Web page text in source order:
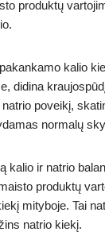
produktų
kalio
didina
poveikį,
normalų
kalio ir natrio
produktų
mityboje. Tai
natrio kiekį.